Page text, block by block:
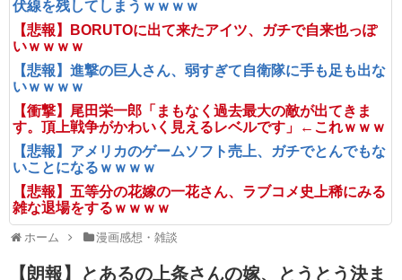
伏線を残してしまうｗｗｗｗ
【悲報】BORUTOに出て来たアイツ、ガチで自来也っぽ
いｗｗｗｗ
【悲報】進撃の巨人さん、弱すぎて自衛隊に手も足も出な
いｗｗｗｗ
【衝撃】尾田栄一郎「まもなく過去最大の敵が出てきま
す。頂上戦争がかわいく見えるレベルです」←これｗｗｗ
【悲報】アメリカのゲームソフト売上、ガチでとんでもな
いことになるｗｗｗｗ
【悲報】五等分の花嫁の一花さん、ラブコメ史上稀にみる
雑な退場をするｗｗｗｗ
ホーム 漫画感想・雑談
【朗報】とあるの上条さんの嫁、とうとう決ま